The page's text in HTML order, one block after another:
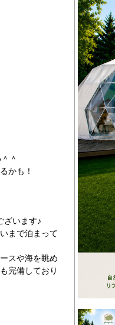
＾
かも！
ざいます♪
まで泊まって
スや海を眺め
完備しており